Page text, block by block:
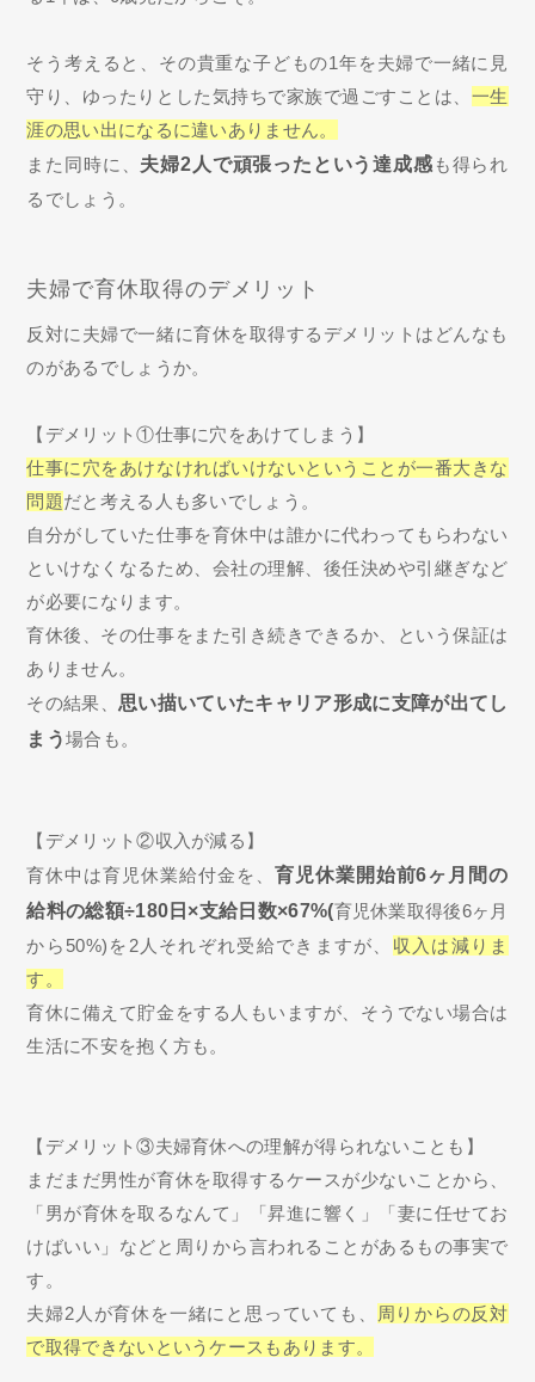
そう考えると、その貴重な子どもの1年を夫婦で一緒に見
守り、ゆったりとした気持ちで家族で過ごすことは、 一生
涯の思い出になるに違いありません。
また同時に、 夫婦2人で頑張ったという達成感 も得られ
るでしょう。
夫婦で育休取得のデメリット
反対に夫婦で一緒に育休を取得するデメリットはどんなも
のがあるでしょうか。
【デメリット①仕事に穴をあけてしまう】
仕事に穴をあけなければいけないということが一番大きな
問題だと考える人も多いでしょう。
自分がしていた仕事を育休中は誰かに代わってもらわない
といけなくなるため、会社の理解、後任決めや引継ぎなど
が必要になります。
育休後、その仕事をまた引き続きできるか、という保証は
ありません。
その結果、 思い描いていたキャリア形成に支障が出てし
まう場合も。
【デメリット②収入が減る】
育休中は育児休業給付金を、 育児休業開始前6ヶ月間の
給料の総額÷180日×支給日数×67%(育児休業取得後6ヶ月
から50%)を2人それぞれ受給できますが、 収入は減りま
す。
育休に備えて貯金をする人もいますが、そうでない場合は
生活に不安を抱く方も。
【デメリット③夫婦育休への理解が得られないことも】
まだまだ男性が育休を取得するケースが少ないことから、
「男が育休を取るなんて」「昇進に響く」「妻に任せてお
けばいい」などと周りから言われることがあるもの事実で
す。
夫婦2人が育休を一緒にと思っていても、
周りからの反対
で取得できないというケースもあります。